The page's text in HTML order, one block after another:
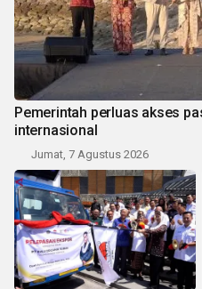
Pemerintah perluas akses
internasional
Jumat, 7 Agustus 2026